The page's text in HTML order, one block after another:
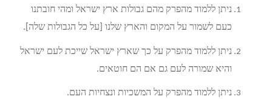
ניתן ללמוד מהפרק מהם גבולות ארץ ישראל ומהי חובתנו
כעם לשמור על המקום והארץ שלנו [על כל הגבולות שלה].
ניתן ללמוד מהפרק על כך שארץ ישראל שייכת לעם ישראל
והיא שמורה לעם גם אם הם חוטאים.
ניתן ללמוד מהפרק על המשכיות ונצחיות העם.